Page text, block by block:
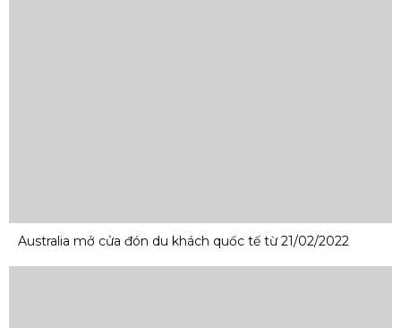
Australia mở cửa đón du khách quốc tế từ 21/02/2022